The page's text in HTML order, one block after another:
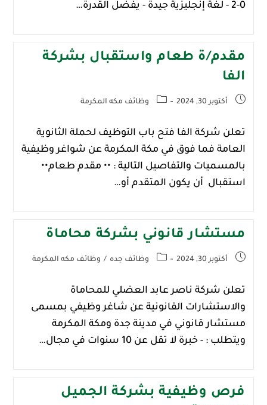
0-2 - لغة إنجليزية جيدة - يفضل القدرة…
مقدم/ة طعام واستقبال بشركة
الفا
أكتوبر 30, 2024 وظائف مكه المكرمة
‏تعلن شركة الفا فتح باب التوظيف لحملة الثانوية
العامة فما فوق في مكة المكرمة عن شواغر وظيفية
‏بالمسميات والتفاصيل التالية :‏ •• مقدم طعام‏••
استقبال‏ ‏ أن يكون المتقدم أو…
مستشار قانوني بشركة محاماة
أكتوبر 30, 2024 وظائف جده / وظائف مكه المكرمة
تعلن شركة ناصر عابد العضلي للمحاماة
والاستشارات القانونية عن شاغر وظيفي بمسمى
مستشار قانوني في مدينة ‎جدة ومكة المكرمة
ويتطلب : - خبرة لا تقل عن 10 سنوات في مجال…
فرص وظيفية بشركة الجميل